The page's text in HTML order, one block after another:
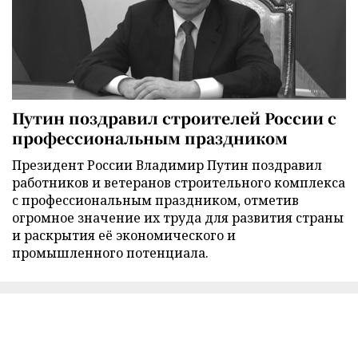
Путин поздравил строителей России с
профессиональным праздником
Президент России Владимир Путин поздравил
работников и ветеранов строительного комплекса
с профессиональным праздником, отметив
огромное значение их труда для развития страны
и раскрытия её экономического и
промышленного потенциала.